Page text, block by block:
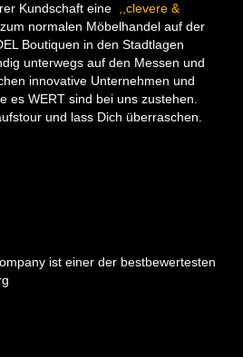
Kundschaft eine ,,clevere &
zum normalen Möbelhandel auf der
Boutiquen in den Stadtlagen
unterwegs auf den Messen und
innovative Unternehmen und
es WERT sind bei uns zustehen.
und lass Dich überraschen.
ist einer der bestbewertesten